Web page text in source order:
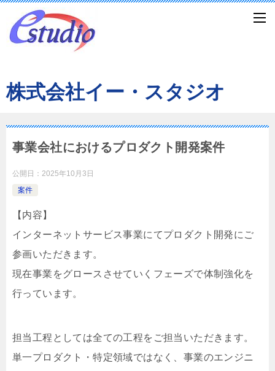
株式会社イー・スタジオ
事業会社におけるプロダクト開発案件
公開日： 2025年10月3日
案件
【内容】
インターネットサービス事業にてプロダクト開発にご
参画いただきます。
現在事業をグロースさせていくフェーズで体制強化を
行っています。
担当工程としては全ての工程をご担当いただきます。
単一プロダクト・特定領域ではなく、事業のエンジニ